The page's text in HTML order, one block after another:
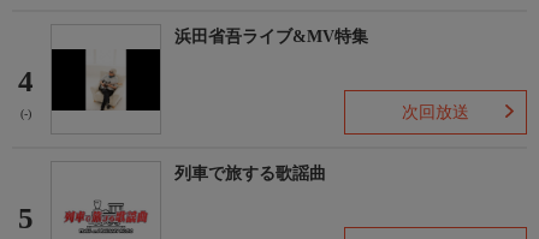
4
(-)
浜田省吾ライブ&MV特集
次回放送
5
列車で旅する歌謡曲